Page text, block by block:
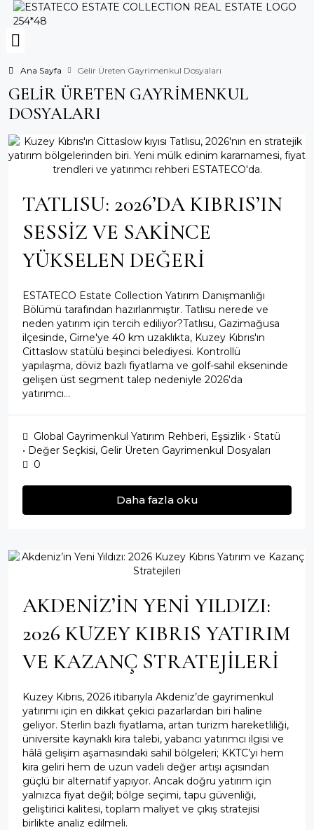
Ana Sayfa Gelir Üreten Gayrimenkul Dosyaları
GELIR ÜRETEN GAYRIMENKUL
DOSYALARI
TATLISU: 2026’DA KIBRIS’IN
SESSİZ VE SAKİNCE
YÜKSELEN DEĞERİ
ESTATECO Estate Collection Yatırım Danışmanlığı
Bölümü tarafından hazırlanmıştır. Tatlısu nerede ve
neden yatırım için tercih ediliyor?Tatlısu, Gazimağusa
ilçesinde, Girne'ye 40 km uzaklıkta, Kuzey Kıbrıs'ın
Cittaslow statülü beşinci belediyesi. Kontrollü
yapılaşma, döviz bazlı fiyatlama ve golf-sahil ekseninde
gelişen üst segment talep nedeniyle 2026'da
yatırımcı...
Global Gayrimenkul Yatırım Rehberi, Eşsizlik • Statü
• Değer Seçkisi, Gelir Üreten Gayrimenkul Dosyaları
0
Daha fazla oku
AKDENİZ’İN YENİ YILDIZI:
2026 KUZEY KIBRIS YATIRIM
VE KAZANÇ STRATEJİLERİ
Kuzey Kıbrıs, 2026 itibarıyla Akdeniz’de gayrimenkul
yatırımı için en dikkat çekici pazarlardan biri haline
geliyor. Sterlin bazlı fiyatlama, artan turizm hareketliliği,
üniversite kaynaklı kira talebi, yabancı yatırımcı ilgisi ve
hâlâ gelişim aşamasındaki sahil bölgeleri; KKTC’yi hem
kira geliri hem de uzun vadeli değer artışı açısından
güçlü bir alternatif yapıyor. Ancak doğru yatırım için
yalnızca fiyat değil; bölge seçimi, tapu güvenliği,
geliştirici kalitesi, toplam maliyet ve çıkış stratejisi
birlikte analiz edilmeli.